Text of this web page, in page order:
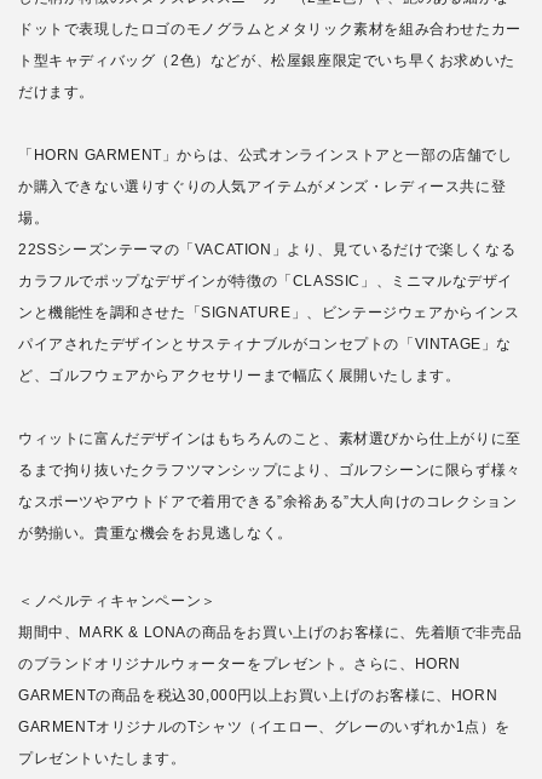
ドットで表現したロゴのモノグラムとメタリック素材を組み合わせたカー
ト型キャディバッグ（2色）などが、松屋銀座限定でいち早くお求めいた
だけます。
「HORN GARMENT」からは、公式オンラインストアと一部の店舗でし
か購入できない選りすぐりの人気アイテムがメンズ・レディース共に登
場。
22SSシーズンテーマの「VACATION」より、見ているだけで楽しくなる
カラフルでポップなデザインが特徴の「CLASSIC」、ミニマルなデザイ
ンと機能性を調和させた「SIGNATURE」、ビンテージウェアからインス
パイアされたデザインとサスティナブルがコンセプトの「VINTAGE」な
ど、ゴルフウェアからアクセサリーまで幅広く展開いたします。
ウィットに富んだデザインはもちろんのこと、素材選びから仕上がりに至
るまで拘り抜いたクラフツマンシップにより、ゴルフシーンに限らず様々
なスポーツやアウトドアで着用できる”余裕ある”大人向けのコレクション
が勢揃い。貴重な機会をお見逃しなく。
＜ノベルティキャンペーン＞
期間中、MARK & LONAの商品をお買い上げのお客様に、先着順で非売品
のブランドオリジナルウォーターをプレゼント。さらに、HORN
GARMENTの商品を税込30,000円以上お買い上げのお客様に、HORN
GARMENTオリジナルのTシャツ（イエロー、グレーのいずれか1点）を
プレゼントいたします。